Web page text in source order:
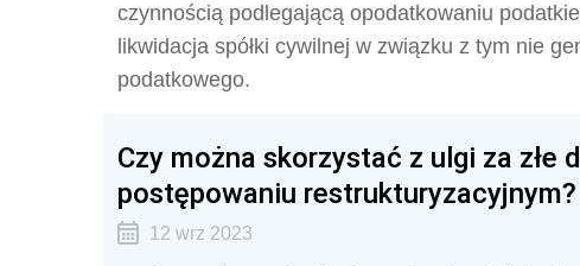
czynnością podlegającą opodatkowaniu
likwidacja spółki cywilnej w związku z tym nie
podatkowego.
Czy można skorzystać z ulgi za złe
postępowaniu restrukturyzacyjnym?
12 wrz 2023